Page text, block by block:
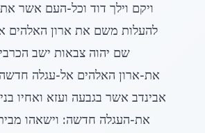
ויקם וילך דוד וכל-העם אשר
להעלות משם את ארון האלהים
שם יהוה צבאות ישב
את-ארון האלהים אל-עגלה
אבינדב אשר בגבעה ועזא ואחיו
את-העגלה חדשה: וישאהו